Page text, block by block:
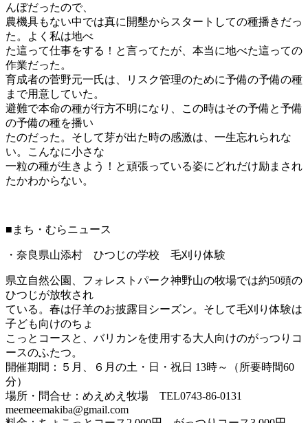
んぼだったので、
農機具もない中では真に開墾からスタートしての種播きだっ
た。よく私は地べ
た這って仕事をする！と言ってたが、本当に地べた這っての
作業だった。
育成者の菅野元一氏は、リスク管理のために予備の予備の種
まで用意していた。
避難で本命の種が行方不明になり、この時はその予備と予備
の予備の種を播い
たのだった。そして芽が出た時の感激は、一生忘れられな
い。こんなに小さな
一粒の種が生きよう！と頑張っている姿にどれだけ励まされ
たかわからない。
■まち・むらニュース
・奈良県山添村 ひつじの学校 毛刈り体験
県立自然公園、フォレストパーク神野山の牧場では約50頭の
ひつじが放牧され
ている。春は仔羊のお披露目シーズン。そして毛刈り体験は
子ども向けのちょ
こっとコースと、バリカンを使用する大人向けのがっつりコ
ースのふたつ。
開催期間：５月、６月の土・日・祝日 13時～（所要時間60
分）
場所・問合せ：めえめえ牧場 TEL0743-86-0131
meemeemakiba@gmail.com